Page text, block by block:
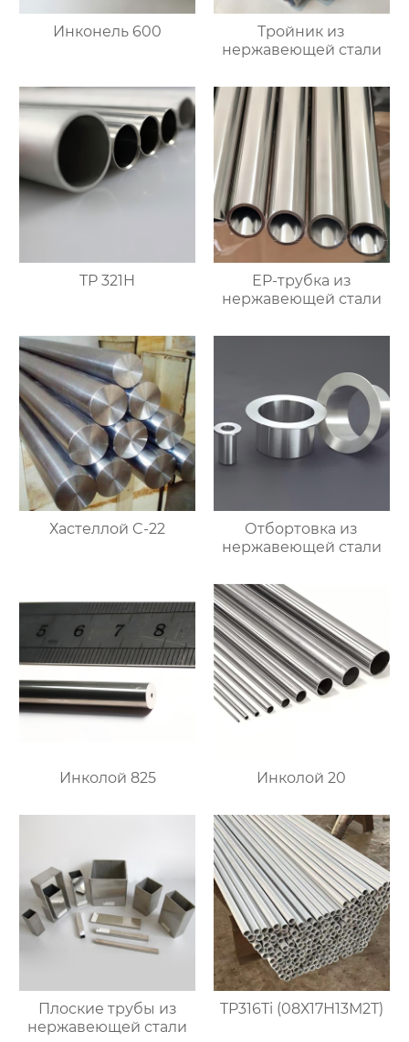
Инконель 600
Тройник из
нержавеющей стали
TP 321H
EP-трубка из
нержавеющей стали
Хастеллой C-22
Отбортовка из
нержавеющей стали
Инколой 825 Инколой 20
Плоские трубы из
нержавеющей стали
TP316Ti (08Х17Н13М2Т)